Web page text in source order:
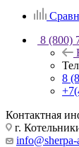
8 (800)
8
Контактная
г.
info@sherpa-